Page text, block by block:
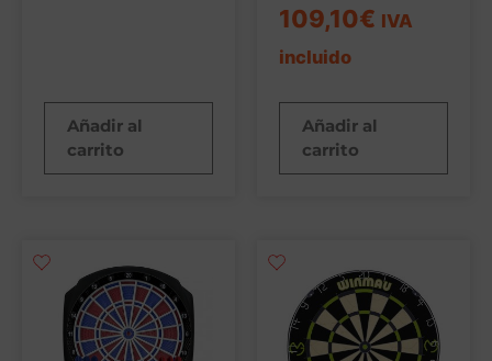
Añadir al
carrito
109,10€ IVA
incluido
Añadir al
carrito